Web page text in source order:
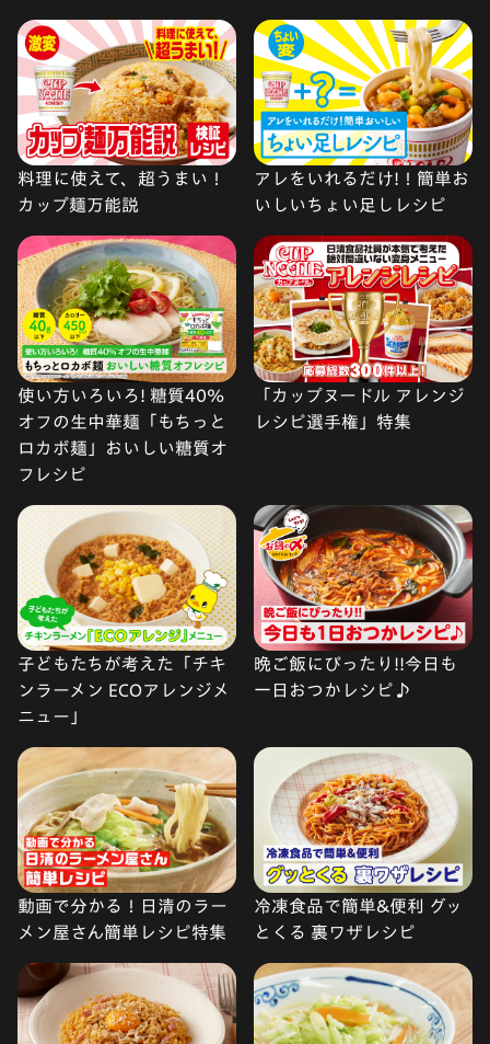
料理に使えて、超うまい！
カップ麺万能説
アレをいれるだけ!！簡単お
いしいちょい足しレシピ
使い方いろいろ! 糖質40%
オフの生中華麺「もちっと
ロカボ麺」おいしい糖質オ
フレシピ
「カップヌードル アレンジ
レシピ選手権」特集
子どもたちが考えた「チキ
ンラーメン ECOアレンジメ
ニュー」
晩ご飯にぴったり!!今日も
一日おつかレシピ♪
動画で分かる！日清のラー
メン屋さん簡単レシピ特集
冷凍食品で簡単&便利 グッ
とくる 裏ワザレシピ